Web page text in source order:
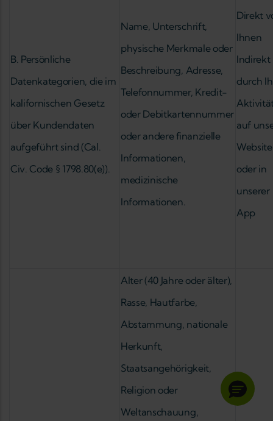
B. Persönliche
Datenkategorien, die im
kalifornischen Gesetz
über Kundendaten
aufgeführt sind (Cal.
Civ. Code § 1798.80(e)).
Name, Unterschrift,
physische Merkmale oder
Beschreibung, Adresse,
Telefonnummer, Kredit-
oder Debitkartennummer
oder andere finanzielle
Informationen,
medizinische
Informationen.
Direkt
Ihnen
Indirekt
durch
auf
Website
oder in
unserer
App
Alter (40 Jahre oder älter),
Rasse, Hautfarbe,
Abstammung, nationale
Herkunft,
Staatsangehörigkeit,
Religion oder
Weltanschauung,